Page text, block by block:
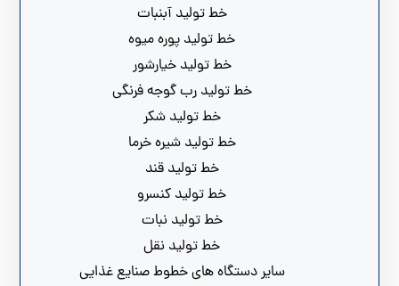
خط تولید آبنبات
خط تولید پوره میوه
خط تولید خیارشور
خط تولید رب گوجه فرنگی
خط تولید شکر
خط تولید شیره خرما
خط تولید قند
خط تولید کنسرو
خط تولید نبات
خط تولید نقل
سایر دستگاه های خطوط صنایع غذایی